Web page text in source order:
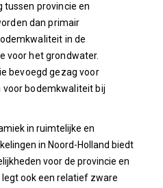
tussen provincie en
dan primair
in de
voor het grondwater.
bevoegd gezag voor
bodemkwaliteit bij
in ruimtelijke en
in Noord-Holland biedt
voor de provincie en
ook een relatief zware